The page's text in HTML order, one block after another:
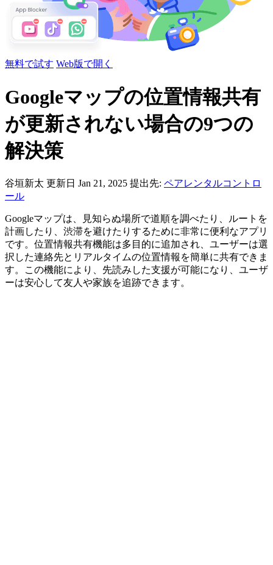
無料で試す Web版で開く
Googleマップの位置情報共有
が更新されない場合の9つの
解決策
谷垣新太 更新日 Jan 21, 2025 提出先: ペアレンタルコントロ
ール
Googleマップは、見知らぬ場所で道順を調べたり、ルートを
計画したり、渋滞を避けたりするために非常に便利なアプリ
です。位置情報共有機能は多目的に追加され、ユーザーは選
択した連絡先とリアルタイムの位置情報を簡単に共有できま
す。この機能により、先読みした支援が可能になり、ユーザ
ーは安心して友人や家族を追跡できます。